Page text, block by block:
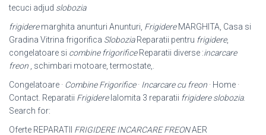
tecuci adjud slobozia
frigideremarghita anunturi Anunturi, FrigidereMARGHITA, Casa si
Gradina Vitrina frigorifica SloboziaReparatii pentru frigidere,
congelatoare si combine frigorificeReparatii diverse :incarcare
freon , schimbari motoare, termostate,.
Congelatoare · Combine Frigorifice· Incarcare cu freon · Home ·
Contact. Reparatii FrigidereIalomita 3 reparatii frigidere slobozia.
Search for:
Oferte REPARATII FRIGIDERE INCARCARE FREONAER